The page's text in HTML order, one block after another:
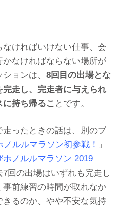
ければいけない仕事、会
なければならない場所が
ョンは、 8回目の出場とな
走し、完走者に与えられ
に持ち帰るこ とです。
ったときの話は、別のブ
ルルマラソン初参戦！
」
ノルルマラソン 2019
7回の出場はいずれも完走し
前練習の時間が取れなか
るのか、やや不安な気持